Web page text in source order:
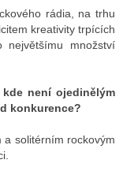
rádia, na trhu
kreativity trpících
největšímu množství
není ojedinělým
konkurence?
solitérním rockovým